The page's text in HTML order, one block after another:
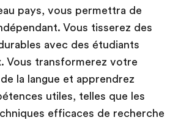
pays, vous permettra de
Vous tisserez des
avec des étudiants
Vous transformerez votre
la langue et apprendrez
utiles, telles que les
efficaces de recherche